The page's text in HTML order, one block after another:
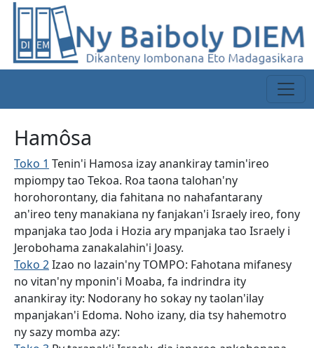
Hamôsa
Toko 1 Tenin'i Hamosa izay anankiray tamin'ireo
mpiompy tao Tekoa. Roa taona talohan'ny
horohorontany, dia fahitana no nahafantarany
an'ireo teny manakiana ny fanjakan'i Israely ireo, fony
mpanjaka tao Joda i Hozia ary mpanjaka tao Israely i
Jerobohama zanakalahin'i Joasy.
Toko 2Izao no lazain'ny TOMPO: Fahotana mifanesy
no vitan'ny mponin'i Moaba, fa indrindra ity
anankiray ity: Nodorany ho sokay ny taolan'ilay
mpanjakan'i Edoma. Noho izany, dia tsy hahemotro
ny sazy momba azy: